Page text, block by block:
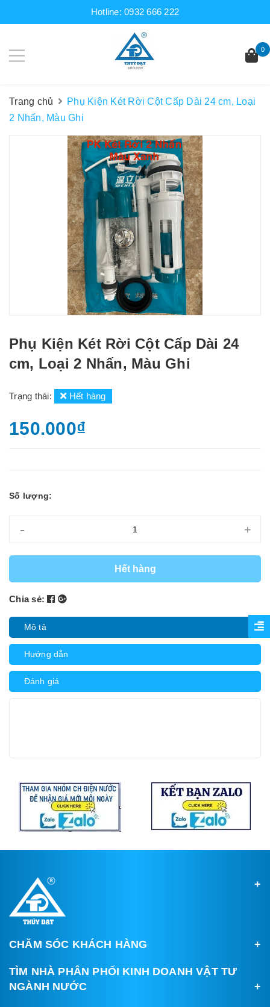
Hotline:0932 666 222
0
Trang chủ
Phụ Kiện Két Rời Cột Cấp Dài 24 cm, Loại
2 Nhấn, Màu Ghi
Phụ Kiện Két Rời Cột Cấp Dài 24
cm, Loại 2 Nhấn, Màu Ghi
Trạng thái: Hết hàng
150.000₫
Số lượng:
- +
Hết hàng
Chia sẻ:
Mô tả
Hướng dẫn
Đánh giá
CHĂM SÓC KHÁCH HÀNG
TÌM NHÀ PHÂN PHỐI KINH DOANH VẬT TƯ
NGÀNH NƯỚC